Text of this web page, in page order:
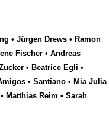
• Jürgen Drews • Ramon
Fischer • Andreas
• Beatrice Egli •
• Santiano • Mia Julia
• Matthias Reim • Sarah